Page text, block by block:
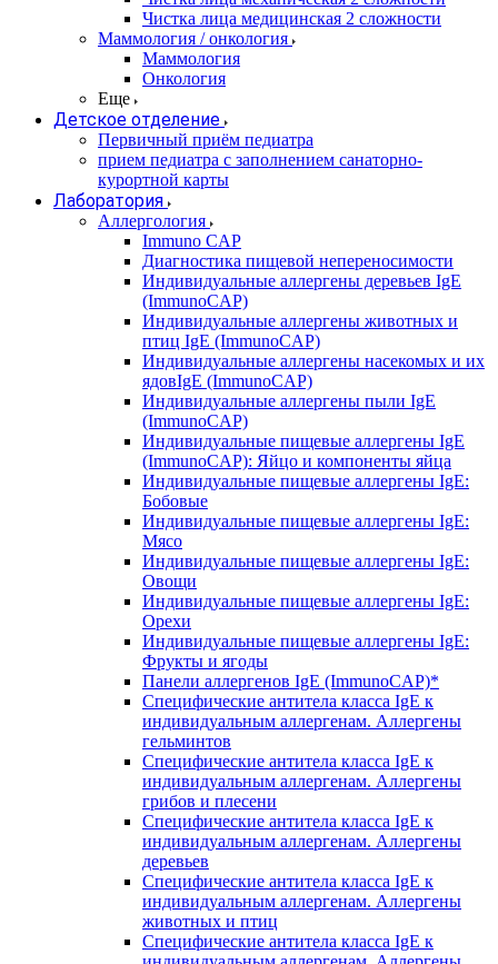
Чистка лица медицинская 2 сложности
Маммология / онкология
Маммология
Онкология
Еще
Детское отделение
Первичный приём педиатра
прием педиатра с заполнением санаторно-
курортной карты
Лаборатория
Аллергология
Immuno CAP
Диагностика пищевой непереносимости
Индивидуальные аллергены деревьев IgE
(ImmunoCAP)
Индивидуальные аллергены животных и
птиц IgE (ImmunoCAP)
Индивидуальные аллергены насекомых и их
ядовIgE (ImmunoCAP)
Индивидуальные аллергены пыли IgE
(ImmunoCAP)
Индивидуальные пищевые аллергены IgE
(ImmunoCAP): Яйцо и компоненты яйца
Индивидуальные пищевые аллергены IgE:
Бобовые
Индивидуальные пищевые аллергены IgE:
Мясо
Индивидуальные пищевые аллергены IgE:
Овощи
Индивидуальные пищевые аллергены IgE:
Орехи
Индивидуальные пищевые аллергены IgE:
Фрукты и ягоды
Панели аллергенов IgE (ImmunoCAP)*
Специфические антитела класса IgE к
индивидуальным аллергенам. Аллергены
гельминтов
Специфические антитела класса IgE к
индивидуальным аллергенам. Аллергены
грибов и плесени
Специфические антитела класса IgE к
индивидуальным аллергенам. Аллергены
деревьев
Специфические антитела класса IgE к
индивидуальным аллергенам. Аллергены
животных и птиц
Специфические антитела класса IgE к